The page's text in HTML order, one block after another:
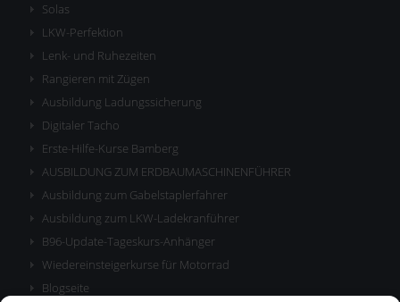
Solas
LKW-Perfektion
Lenk- und Ruhezeiten
Rangieren mit Zügen
Ausbildung Ladungssicherung
Digitaler Tacho
Erste-Hilfe-Kurse Bamberg
AUSBILDUNG ZUM ERDBAUMASCHINENFÜHRER
Ausbildung zum Gabelstaplerfahrer
Ausbildung zum LKW-Ladekranführer
B96-Update-Tageskurs-Anhänger
Wiedereinsteigerkurse für Motorrad
Blogseite